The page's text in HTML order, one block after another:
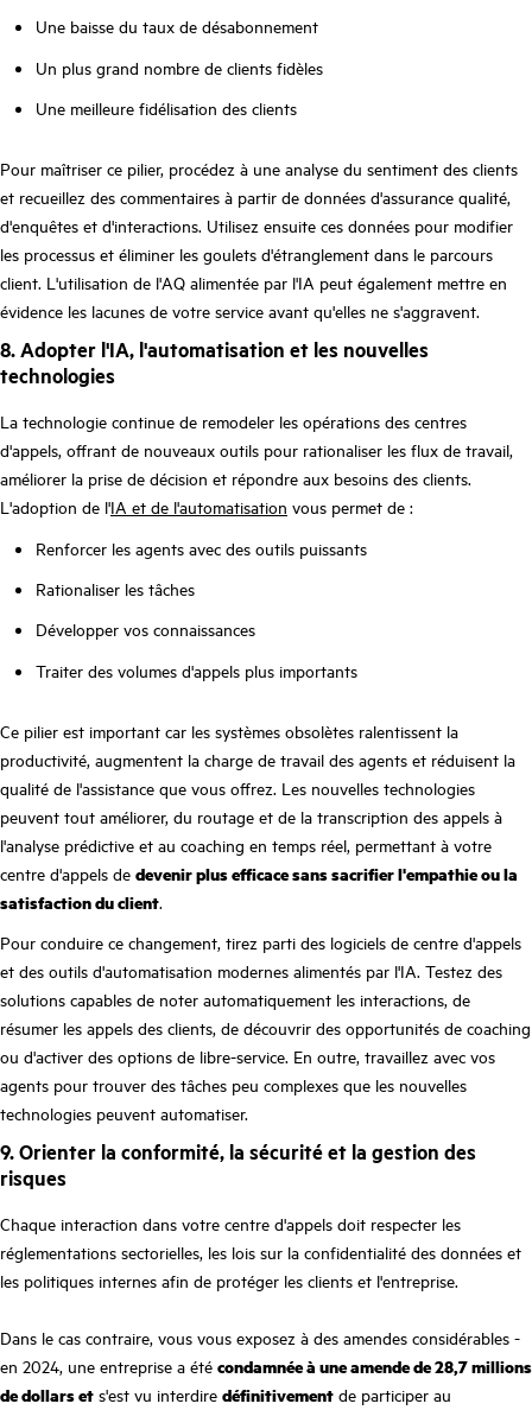
Une baisse du taux de désabonnement
Un plus grand nombre de clients fidèles
Une meilleure fidélisation des clients
Pour maîtriser ce pilier, procédez à une analyse du sentiment des clients
et recueillez des commentaires à partir de données d'assurance qualité,
d'enquêtes et d'interactions. Utilisez ensuite ces données pour modifier
les processus et éliminer les goulets d'étranglement dans le parcours
client. L'utilisation de l'AQ alimentée par l'IA peut également mettre en
évidence les lacunes de votre service avant qu'elles ne s'aggravent.
8. Adopter l'IA, l'automatisation et les nouvelles
technologies
La technologie continue de remodeler les opérations des centres
d'appels, offrant de nouveaux outils pour rationaliser les flux de travail,
améliorer la prise de décision et répondre aux besoins des clients.
L'adoption de l'IA et de l'automatisation vous permet de :
Renforcer les agents avec des outils puissants
Rationaliser les tâches
Développer vos connaissances
Traiter des volumes d'appels plus importants
Ce pilier est important car les systèmes obsolètes ralentissent la
productivité, augmentent la charge de travail des agents et réduisent la
qualité de l'assistance que vous offrez. Les nouvelles technologies
peuvent tout améliorer, du routage et de la transcription des appels à
l'analyse prédictive et au coaching en temps réel, permettant à votre
centre d'appels de devenir plus efficace sans sacrifier l'empathie ou la
satisfaction du client.
Pour conduire ce changement, tirez parti des logiciels de centre d'appels
et des outils d'automatisation modernes alimentés par l'IA. Testez des
solutions capables de noter automatiquement les interactions, de
résumer les appels des clients, de découvrir des opportunités de coaching
ou d'activer des options de libre-service. En outre, travaillez avec vos
agents pour trouver des tâches peu complexes que les nouvelles
technologies peuvent automatiser.
9. Orienter la conformité, la sécurité et la gestion des
risques
Chaque interaction dans votre centre d'appels doit respecter les
réglementations sectorielles, les lois sur la confidentialité des données et
les politiques internes afin de protéger les clients et l'entreprise.
Dans le cas contraire, vous vous exposez à des amendes considérables -
en 2024, une entreprise a été condamnée à une amende de 28,7 millions
de dollars et s'est vu interdire définitivement de participer au